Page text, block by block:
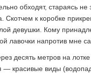
обходят, стараясь
Скотчем к коробке
девушки. Кому
лавочки напротив мне
десять метров на
— красивые виды